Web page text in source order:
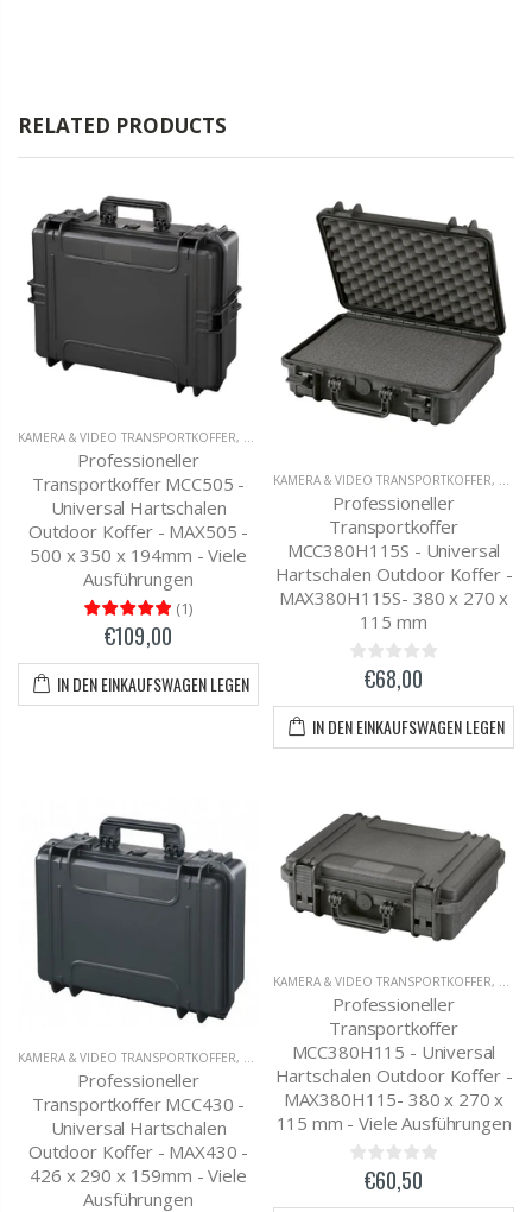
RELATED PRODUCTS
KAMERA & VIDEO TRANSPORTKOFFER,
Professioneller
Transportkoffer MCC505 -
Universal Hartschalen
Outdoor Koffer - MAX505 -
500 x 350 x 194mm - Viele
Ausführungen
(1)
€109,00
IN DEN EINKAUFSWAGEN LEGEN
KAMERA & VIDEO TRANSPORTKOFFER,
Professioneller
Transportkoffer
MCC380H115S - Universal
Hartschalen Outdoor Koffer -
MAX380H115S- 380 x 270 x
115 mm
€68,00
IN DEN EINKAUFSWAGEN LEGEN
KAMERA & VIDEO TRANSPORTKOFFER, MC-CASES UNIVERSAL TRANSPORTKOFFER
Professioneller
Transportkoffer MCC430 -
Universal Hartschalen
Outdoor Koffer - MAX430 -
426 x 290 x 159mm - Viele
Ausführungen
KAMERA & VIDEO TRANSPORTKOFFER,
Professioneller
Transportkoffer
MCC380H115 - Universal
Hartschalen Outdoor Koffer -
MAX380H115- 380 x 270 x
115 mm - Viele Ausführungen
€60,50